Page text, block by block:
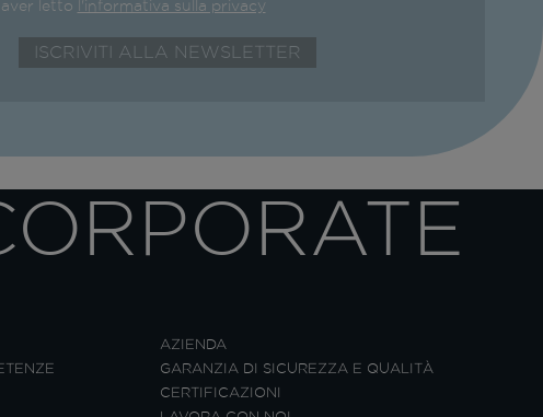
letto l'informativa sulla privacy
AZIENDA
GARANZIA DI SICUREZZA E QUALITÀ
CERTIFICAZIONI